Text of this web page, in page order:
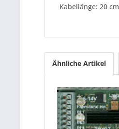
Kabellänge: 20 cm
Ähnliche Artikel